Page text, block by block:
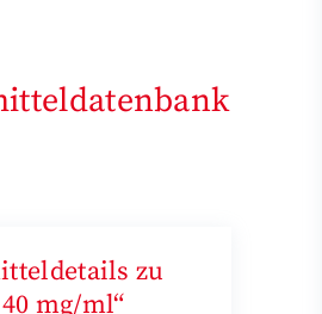
zu
mg/ml“